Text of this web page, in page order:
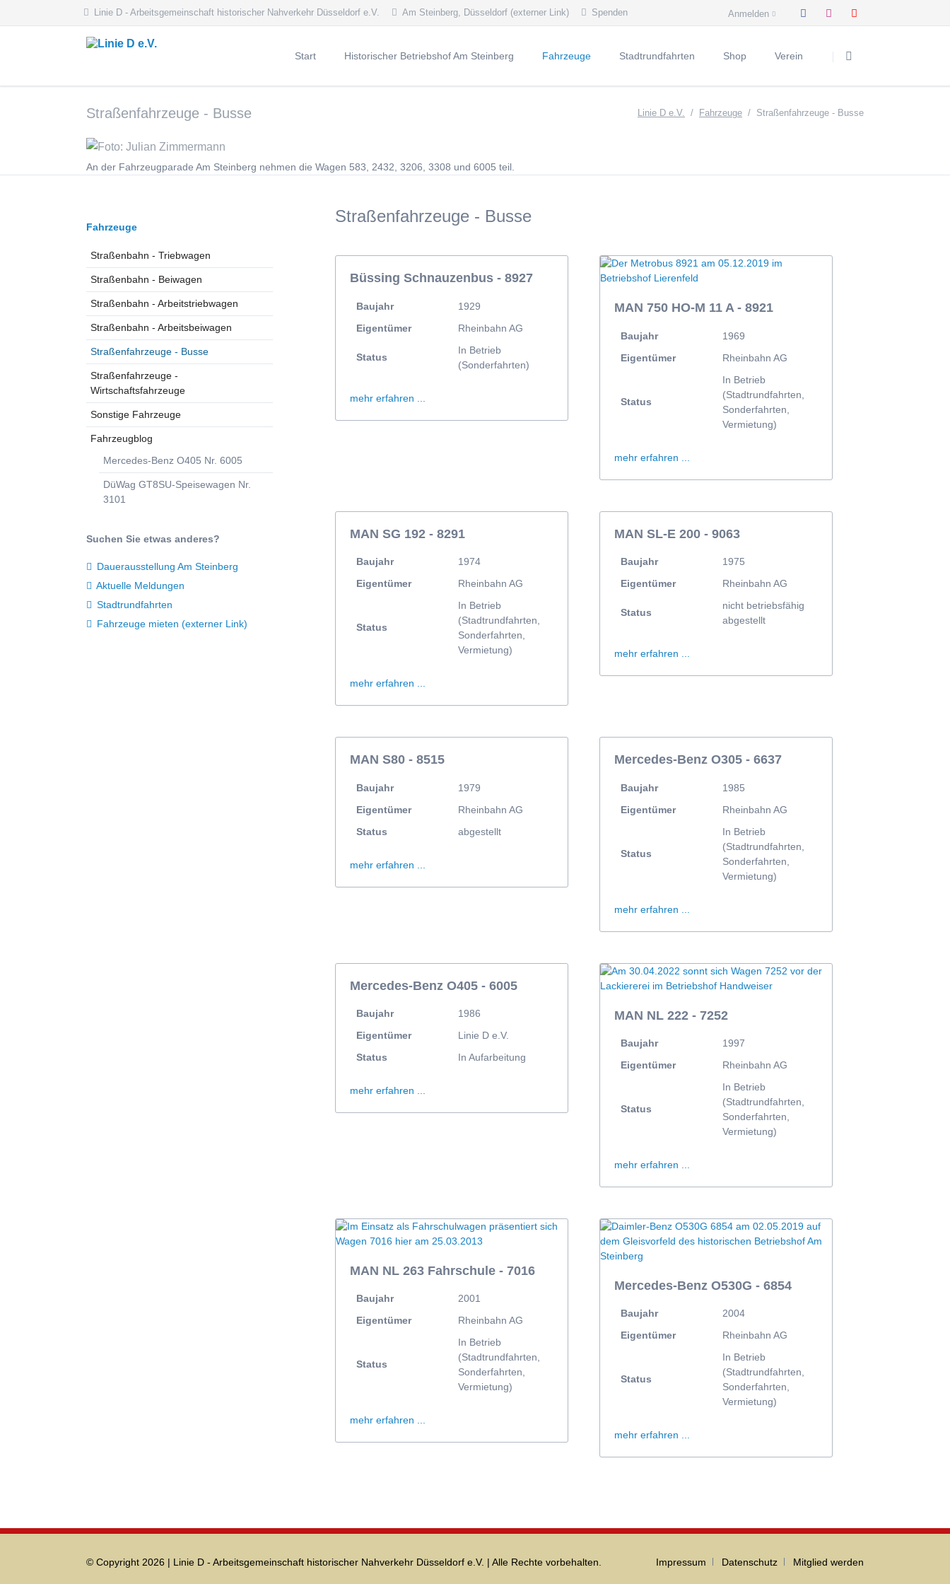
Linie D - Arbeitsgemeinschaft historischer Nahverkehr Düsseldorf e.V. Am Steinberg, Düsseldorf (externer Link) Spenden Anmelden
überspringen
Start
Veranstaltungskalender
Historischer Betriebshof Am Steinberg
Vision
Denkmalschutz
Fahrzeuge
Straßenbahn - Beiwagen
Fahrzeugblog
Mercedes-Benz O405 Nr. 6005
Stadtrundfahrten
Kaffeefahrt mit KÖ & Co
Weinfahrt
Shop Verein
AG Archiv & Dokumentation
Vereinshistorie
Bergische Museumsbahn
Stadtwerke Neuss GmbH
Straßenfahrzeuge - Busse Linie D e.V. Fahrzeuge Straßenfahrzeuge - Busse
An der Fahrzeugparade Am Steinberg nehmen die Wagen 583, 2432, 3206, 3308 und 6005 teil.
Straßenfahrzeuge - Busse
Büssing Schnauzenbus - 8927
Baujahr
1929
Eigentümer
Rheinbahn AG
Status
In Betrieb
(Sonderfahrten)
mehr erfahren ...
MAN 750 HO-M 11 A - 8921
Baujahr
1969
Eigentümer
Rheinbahn AG
Status
In Betrieb
(Stadtrundfahrten,
Sonderfahrten,
Vermietung)
mehr erfahren ...
MAN SG 192 - 8291
Baujahr
1974
Eigentümer
Rheinbahn AG
Status
In Betrieb
(Stadtrundfahrten,
Sonderfahrten,
Vermietung)
mehr erfahren ...
MAN SL-E 200 - 9063
Baujahr
1975
Eigentümer
Rheinbahn AG
Status
nicht betriebsfähig
abgestellt
mehr erfahren ...
MAN S80 - 8515
Baujahr
1979
Eigentümer
Rheinbahn AG
Status
abgestellt
mehr erfahren ...
Mercedes-Benz O305 - 6637
Baujahr
1985
Eigentümer
Rheinbahn AG
Status
In Betrieb
(Stadtrundfahrten,
Sonderfahrten,
Vermietung)
mehr erfahren ...
Mercedes-Benz O405 - 6005
Baujahr
1986
Eigentümer
Linie D e.V.
Status
In Aufarbeitung
mehr erfahren ...
MAN NL 222 - 7252
Baujahr
1997
Eigentümer
Rheinbahn AG
Status
In Betrieb
(Stadtrundfahrten,
Sonderfahrten,
Vermietung)
mehr erfahren ...
MAN NL 263 Fahrschule - 7016
Baujahr
2001
Eigentümer
Rheinbahn AG
Status
In Betrieb
(Stadtrundfahrten,
Sonderfahrten,
Vermietung)
mehr erfahren ...
Mercedes-Benz O530G - 6854
Baujahr
2004
Eigentümer
Rheinbahn AG
Status
In Betrieb
(Stadtrundfahrten,
Sonderfahrten,
Vermietung)
mehr erfahren ...
Navigation
Fahrzeuge
Straßenbahn - Triebwagen
Straßenbahn - Beiwagen
Straßenbahn - Arbeitstriebwagen
Straßenbahn - Arbeitsbeiwagen
Straßenfahrzeuge - Busse
Straßenfahrzeuge -
Wirtschaftsfahrzeuge
Sonstige Fahrzeuge
Fahrzeugblog
Mercedes-Benz O405 Nr. 6005
DüWag GT8SU-Speisewagen Nr.
3101
Suchen Sie etwas anderes?
Dauerausstellung Am Steinberg
Aktuelle Meldungen
Stadtrundfahrten
Fahrzeuge mieten (externer Link)
© Copyright 2026 | Linie D - Arbeitsgemeinschaft historischer Nahverkehr Düsseldorf e.V. | Alle Rechte vorbehalten.
Navigation
Impressum Datenschutz Mitglied werden